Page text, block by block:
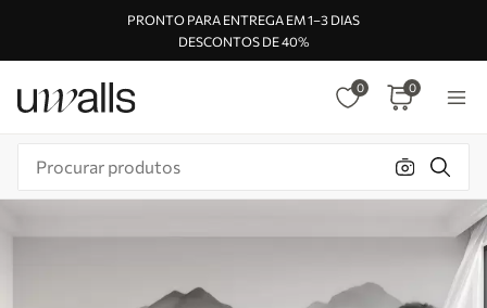
PRONTO PARA ENTREGA EM 1–3 DIAS
DESCONTOS DE 40%
0 0